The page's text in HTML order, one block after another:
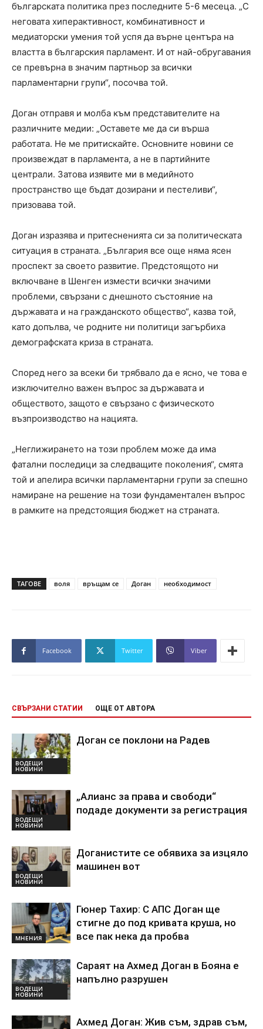
българската политика през последните 5-6 месеца. „С
неговата хиперактивност, комбинативност и
медиаторски умения той успя да върне центъра на
властта в българския парламент. И от най-обругавания
се превърна в значим партньор за всички
парламентарни групи“, посочва той.
Доган отправя и молба към представителите на
различните медии: „Оставете ме да си върша
работата. Не ме притискайте. Основните новини се
произвеждат в парламента, а не в партийните
централи. Затова изявите ми в медийното
пространство ще бъдат дозирани и пестеливи“,
призовава той.
Доган изразява и притесненията си за политическата
ситуация в страната. „България все още няма ясен
проспект за своето развитие. Предстоящото ни
включване в Шенген измести всички значими
проблеми, свързани с днешното състояние на
държавата и на гражданското общество“, казва той,
като допълва, че родните ни политици загърбиха
демографската криза в страната.
Според него за всеки би трябвало да е ясно, че това е
изключително важен въпрос за държавата и
обществото, защото е свързано с физическото
възпроизводство на нацията.
„Неглижирането на този проблем може да има
фатални последици за следващите поколения“, смята
той и апелира всички парламентарни групи за спешно
намиране на решение на този фундаментален въпрос
в рамките на предстоящия бюджет на страната.
ТАГОВЕ воля връщам се Доган необходимост
Facebook Twitter Viber
СВЪРЗАНИ СТАТИИ ОЩЕ ОТ АВТОРА
ВОДЕЩИ
НОВИНИ
Доган се поклони на Радев
ВОДЕЩИ
НОВИНИ
„Алианс за права и свободи“
подаде документи за регистрация
ВОДЕЩИ
НОВИНИ
Доганистите се обявиха за изцяло
машинен вот
МНЕНИЯ
Гюнер Тахир: С АПС Доган ще
стигне до под кривата круша, но
все пак нека да пробва
ВОДЕЩИ
НОВИНИ
Сараят на Ахмед Доган в Бояна е
напълно разрушен
Ахмед Доган: Жив съм, здрав съм,